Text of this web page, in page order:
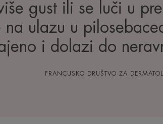
gust ili se luči u
na ulazu u
i dolazi do
FRANCUSKO DRUŠTVO ZA